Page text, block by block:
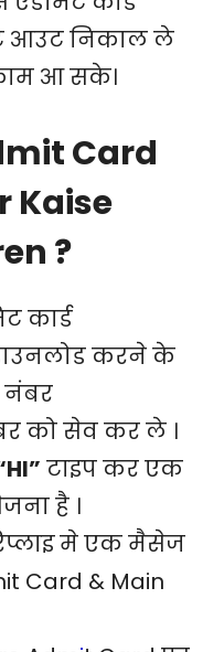
आउट निकाल ले
आ सके।
Card
Kaise
?
कार्ड
करने के
को सेव कर ले ।
टाइप कर एक
है ।
मे एक मैसेज
Card & Main